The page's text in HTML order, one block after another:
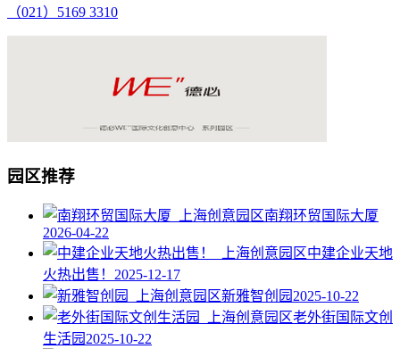
（021）5169 3310
园区推荐
南翔环贸国际大厦
2026-04-22
中建企业天地
火热出售！ 2025-12-17
新雅智创园 2025-10-22
老外街国际文创
生活园 2025-10-22